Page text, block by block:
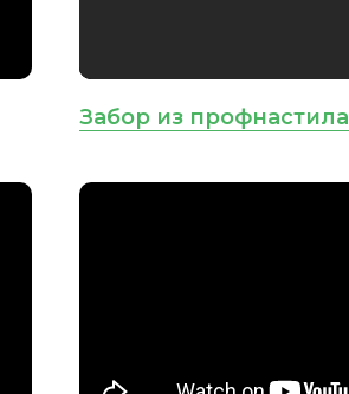
Забор из профнастила